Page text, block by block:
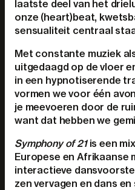
laatste deel van het
onze (heart)beat,
sensualiteit centraal
Met constante muziek
uitgedaagd op de vloer
in een hypnotiserende
vormen we voor één
je meevoeren door de
want dat hebben we
Symphony of 21is een
Europese en Afrikaanse
interactieve
zen vervagen en dans